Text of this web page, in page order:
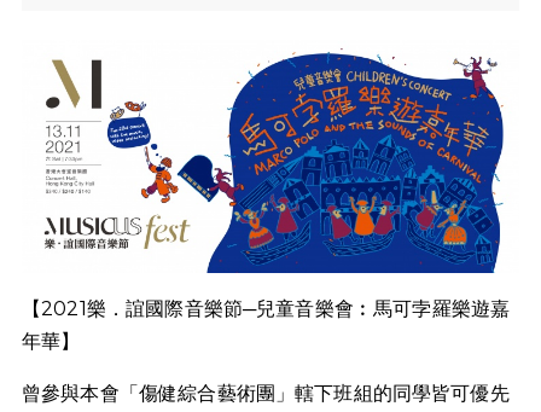
【2021樂．誼國際音樂節─兒童音樂會︰馬可孛羅樂遊嘉
年華】
曾參與本會「傷健綜合藝術團」轄下班組的同學皆可優先